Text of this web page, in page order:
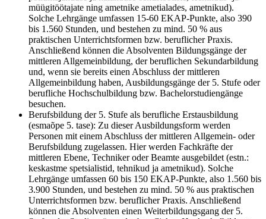
müügitöötajate ning ametnike ametialades, ametnikud).
Solche Lehrgänge umfassen 15-60 EKAP-Punkte, also 390
bis 1.560 Stunden, und bestehen zu mind. 50 % aus
praktischen Unterrichtsformen bzw. beruflicher Praxis.
Anschließend können die Absolventen Bildungsgänge der
mittleren Allgemeinbildung, der beruflichen Sekundarbildung
und, wenn sie bereits einen Abschluss der mittleren
Allgemeinbildung haben, Ausbildungsgänge der 5. Stufe oder
berufliche Hochschulbildung bzw. Bachelorstudiengänge
besuchen.
Berufsbildung der 5. Stufe als berufliche Erstausbildung
(esmaõpe 5. tase): Zu dieser Ausbildungsform werden
Personen mit einem Abschluss der mittleren Allgemein- oder
Berufsbildung zugelassen. Hier werden Fachkräfte der
mittleren Ebene, Techniker oder Beamte ausgebildet (estn.:
keskastme spetsialistid, tehnikud ja ametnikud). Solche
Lehrgänge umfassen 60 bis 150 EKAP-Punkte, also 1.560 bis
3.900 Stunden, und bestehen zu mind. 50 % aus praktischen
Unterrichtsformen bzw. beruflicher Praxis. Anschließend
können die Absolventen einen Weiterbildungsgang der 5.